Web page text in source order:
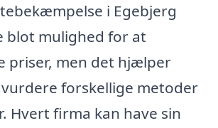
i Egebjerg
blot mulighed for at
priser, men det hjælper
forskellige metoder
Hvert firma kan have sin